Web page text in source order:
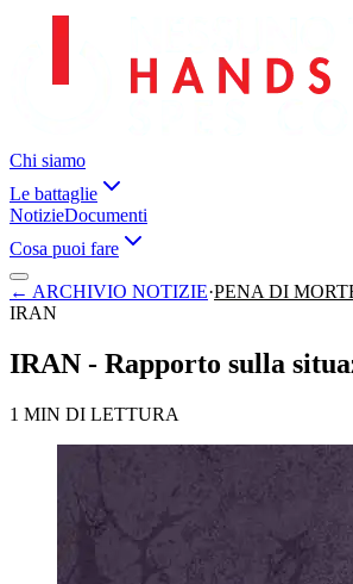
Chi siamo
Le battaglie
NotizieDocumenti
Cosa puoi fare
← ARCHIVIO NOTIZIE·PENA DI
IRAN
IRAN - Rapporto sulla
1 MIN DI LETTURA